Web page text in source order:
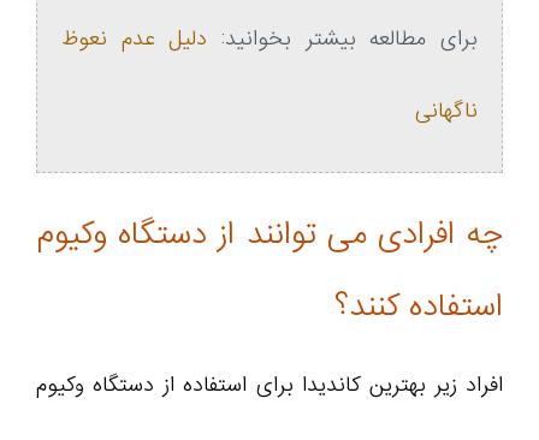
برای مطالعه بیشتر بخوانید: دلیل عدم نعوظ
ناگهانی
چه افرادی می توانند از دستگاه وکیوم
استفاده کنند؟
افراد زیر بهترین کاندیدا برای استفاده از دستگاه وکیوم